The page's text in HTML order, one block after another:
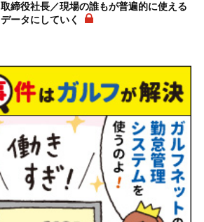
取締役社長／現場の誰もが普遍的に使える
データにしていく